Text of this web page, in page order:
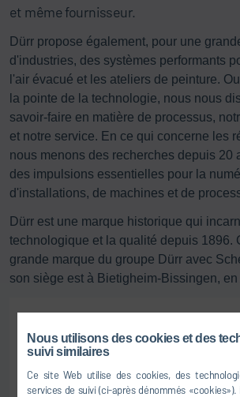
Nous utilisons des cookies et des
suivi similaires
Ce site Web utilise des cookies, des
services de suivi (ci-après dénommés
et même fournisseur.
Dürr propose également, pour une
d'industries, des systèmes performants
l'air évacué et les ateliers de peinture.
la pointe de la technologie, nous nous
savoir-faire en matière de processus,
et notre service. En ce qui concerne les
nous menons des recherches depuis 20
des impulsions essentielles pour la
d'installations, de machines et de
Dürr est une marque historique qui
technologique et la qualité depuis 1896.
grande marque du groupe Dürr avec
son siège est à Bietigheim-Bissingen,